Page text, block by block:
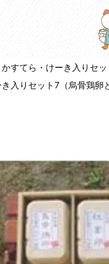
かすてら・けーき入りセ
入りセット7（烏骨鶏卵